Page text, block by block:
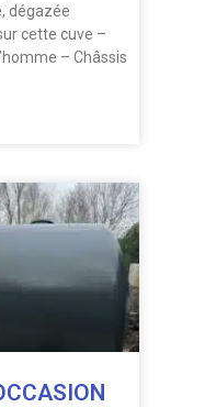
dégazée
cette cuve –
– Châssis